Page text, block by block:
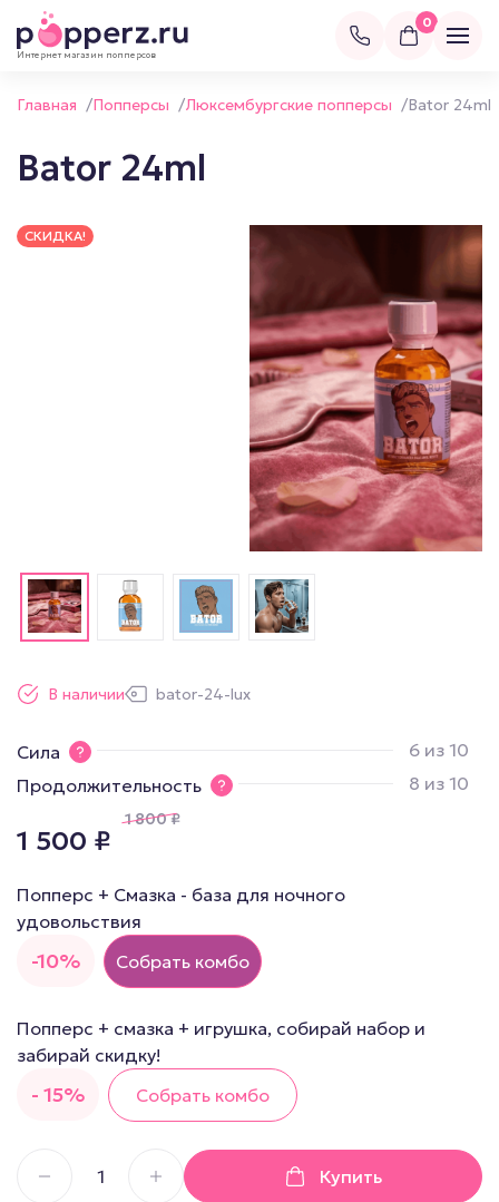
Интернет магазин попперсов
0
Главная /Попперсы /Люксембургские попперсы /Bator 24ml
Bator 24ml
СКИДКА!
В наличии bator-24-lux
Сила
6 из 10
Продолжительность
8 из 10
1 500 ₽
1 800₽
-10%
Попперс + Смазка - база для ночного
удовольствия
Собрать комбо
- 15%
Попперс + смазка + игрушка, собирай набор и
забирай скидку!
Собрать комбо
Купить